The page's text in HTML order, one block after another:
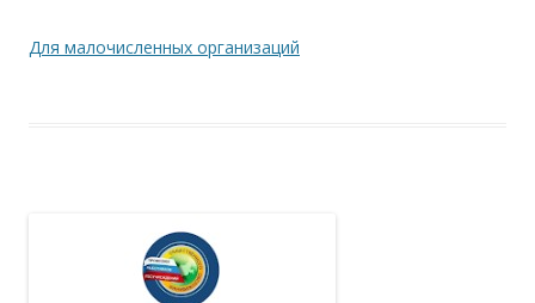
Для малочисленных организаций